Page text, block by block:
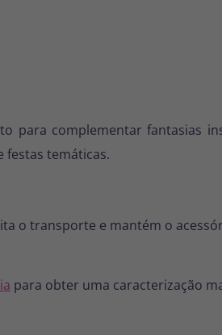
para complementar fantasias
festas temáticas.
o transporte e mantém o
para obter uma caracterização